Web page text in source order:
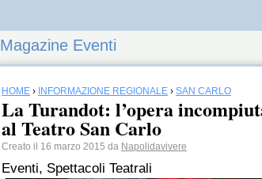
Magazine Eventi
HOME › INFORMAZIONE REGIONALE › SAN CARLO
La Turandot: l’opera
al Teatro San Carlo
Creato il 16 marzo 2015 da Napolidavivere
Eventi, Spettacoli Teatrali